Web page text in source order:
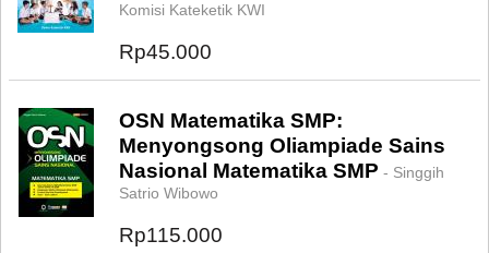
Komisi Kateketik KWI
Rp45.000
OSN Matematika SMP:
Menyongsong Oliampiade Sains
Nasional Matematika SMP - Singgih
Satrio Wibowo
Rp115.000